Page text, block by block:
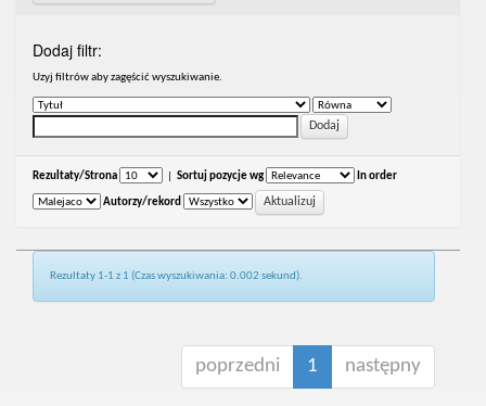
Dodaj filtr:
Uzyj filtrów aby zagęścić wyszukiwanie.
Rezultaty/Strona Sortuj pozycje wg In order
Autorzy/rekord
Rezultaty 1-1 z 1 (Czas wyszukiwania: 0.002 sekund).
poprzedni 1 następny